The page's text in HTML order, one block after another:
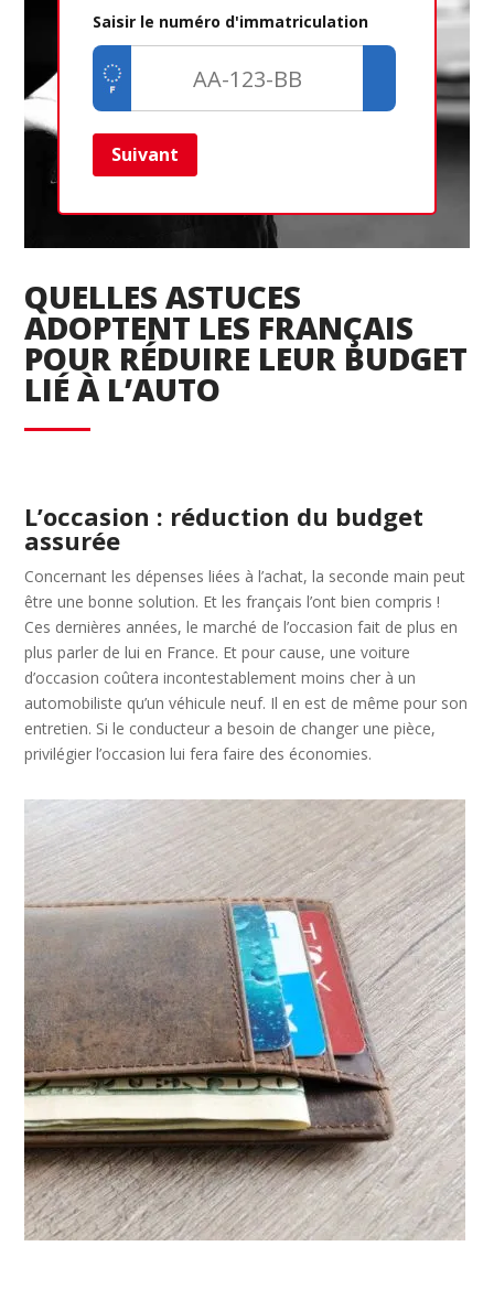
Saisir le numéro d'immatriculation
Suivant
QUELLES ASTUCES
ADOPTENT LES FRANÇAIS
POUR RÉDUIRE LEUR BUDGET
LIÉ À L’AUTO
L’occasion : réduction du budget
assurée
Concernant les dépenses liées à l’achat, la seconde main peut
être une bonne solution. Et les français l’ont bien compris !
Ces dernières années, le marché de l’occasion fait de plus en
plus parler de lui en France. Et pour cause, une voiture
d’occasion coûtera incontestablement moins cher à un
automobiliste qu’un véhicule neuf. Il en est de même pour son
entretien. Si le conducteur a besoin de changer une pièce,
privilégier l’occasion lui fera faire des économies.